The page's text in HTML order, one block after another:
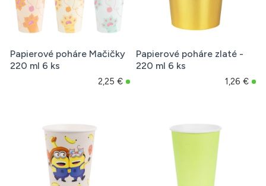
Papierové poháre Mačičky
220 ml 6 ks
2,25 €
Papierové poháre zlaté -
220 ml 6 ks
1,26 €